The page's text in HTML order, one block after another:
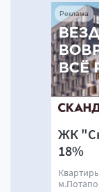
ЖК
18%
Реклама